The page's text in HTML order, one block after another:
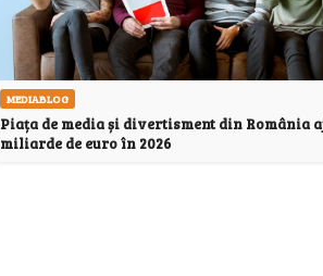
MEDIABLOG
Piața de media și divertisment din România
miliarde de euro în 2026